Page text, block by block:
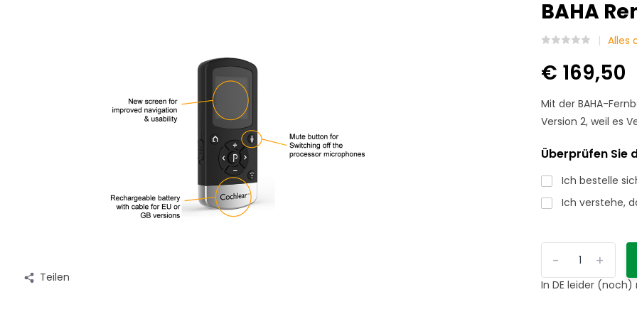
Teilen
BAHA
Alles
€ 169,50
Mit der BAHA-
Version 2, weil es
Überprüfen Sie
Ich bestelle
Ich verstehe,
+
-
In DE leider